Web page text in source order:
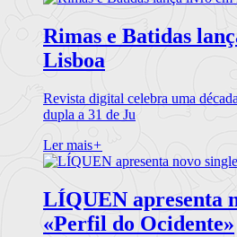
Rimas e Batidas
Lisboa
Revista digital celebra uma
dupla a 31 de Ju
Ler mais+
LÍQUEN apresenta
«Perfil do Ocidente»